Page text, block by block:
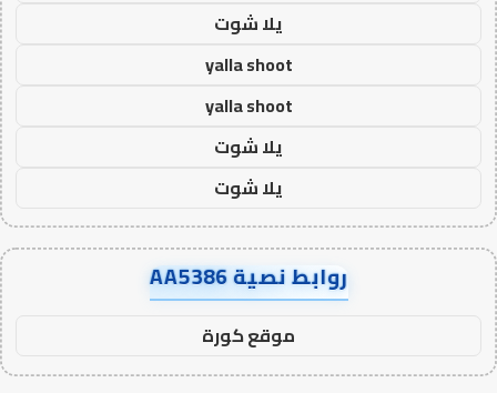
يلا شوت
yalla shoot
yalla shoot
يلا شوت
يلا شوت
روابط نصية AA5386
موقع كورة